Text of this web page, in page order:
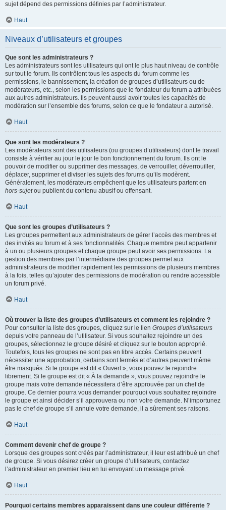
sujet dépend des permissions définies par l’administrateur.
Haut
Niveaux d’utilisateurs et groupes
Que sont les administrateurs ?
Les administrateurs sont les utilisateurs qui ont le plus haut niveau de contrôle
sur tout le forum. Ils contrôlent tous les aspects du forum comme les
permissions, le bannissement, la création de groupes d’utilisateurs ou de
modérateurs, etc., selon les permissions que le fondateur du forum a attribuées
aux autres administrateurs. Ils peuvent aussi avoir toutes les capacités de
modération sur l’ensemble des forums, selon ce que le fondateur a autorisé.
Haut
Que sont les modérateurs ?
Les modérateurs sont des utilisateurs (ou groupes d’utilisateurs) dont le travail
consiste à vérifier au jour le jour le bon fonctionnement du forum. Ils ont le
pouvoir de modifier ou supprimer des messages, de verrouiller, déverrouiller,
déplacer, supprimer et diviser les sujets des forums qu’ils modèrent.
Généralement, les modérateurs empêchent que les utilisateurs partent en
hors-sujetou publient du contenu abusif ou offensant.
Haut
Que sont les groupes d’utilisateurs ?
Les groupes permettent aux administrateurs de gérer l’accès des membres et
des invités au forum et à ses fonctionnalités. Chaque membre peut appartenir
à un ou plusieurs groupes et chaque groupe peut avoir ses permissions. La
gestion des membres par l’intermédiaire des groupes permet aux
administrateurs de modifier rapidement les permissions de plusieurs membres
à la fois, telles qu’ajouter des permissions de modération ou rendre accessible
un forum privé.
Haut
Où trouver la liste des groupes d’utilisateurs et comment les rejoindre ?
Pour consulter la liste des groupes, cliquez sur le lien Groupes d’utilisateurs
depuis votre panneau de l’utilisateur. Si vous souhaitez rejoindre un des
groupes, sélectionnez le groupe désiré et cliquez sur le bouton approprié.
Toutefois, tous les groupes ne sont pas en libre accès. Certains peuvent
nécessiter une approbation, certains sont fermés et d’autres peuvent même
être masqués. Si le groupe est dit « Ouvert », vous pouvez le rejoindre
librement. Si le groupe est dit « À la demande », vous pouvez rejoindre le
groupe mais votre demande nécessitera d’être approuvée par un chef de
groupe. Ce dernier pourra vous demander pourquoi vous souhaitez rejoindre
le groupe et ainsi décider s’il approuvera ou non votre demande. N’importunez
pas le chef de groupe s’il annule votre demande, il a sûrement ses raisons.
Haut
Comment devenir chef de groupe ?
Lorsque des groupes sont créés par l’administrateur, il leur est attribué un chef
de groupe. Si vous désirez créer un groupe d’utilisateurs, contactez
l’administrateur en premier lieu en lui envoyant un message privé.
Haut
Pourquoi certains membres apparaissent dans une couleur différente ?